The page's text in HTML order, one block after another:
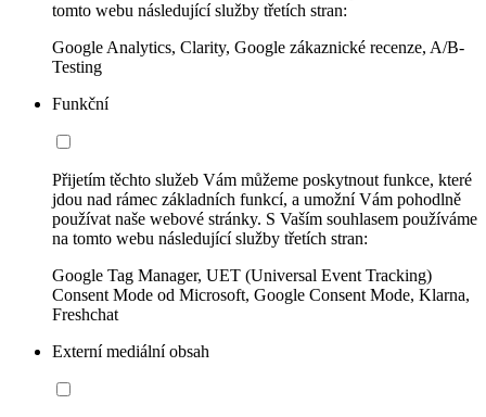
tomto webu následující služby třetích stran:
Google Analytics, Clarity, Google zákaznické recenze, A/B-
Testing
Funkční
Přijetím těchto služeb Vám můžeme poskytnout funkce, které
jdou nad rámec základních funkcí, a umožní Vám pohodlně
používat naše webové stránky. S Vaším souhlasem používáme
na tomto webu následující služby třetích stran:
Google Tag Manager, UET (Universal Event Tracking)
Consent Mode od Microsoft, Google Consent Mode, Klarna,
Freshchat
Externí mediální obsah